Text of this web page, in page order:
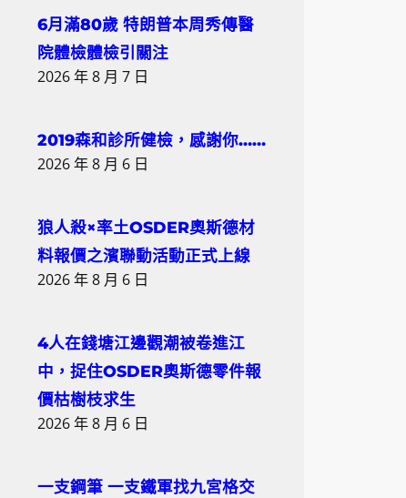
6月滿80歲 特朗普本周秀傳醫
院體檢體檢引關注
2026 年 8 月 7 日
2019森和診所健檢，感謝你……
2026 年 8 月 6 日
狼人殺×率土OSDER奧斯德材
料報價之濱聯動活動正式上線
2026 年 8 月 6 日
4人在錢塘江邊觀潮被卷進江
中，捉住OSDER奧斯德零件報
價枯樹枝求生
2026 年 8 月 6 日
一支鋼筆 一支鐵軍找九宮格交